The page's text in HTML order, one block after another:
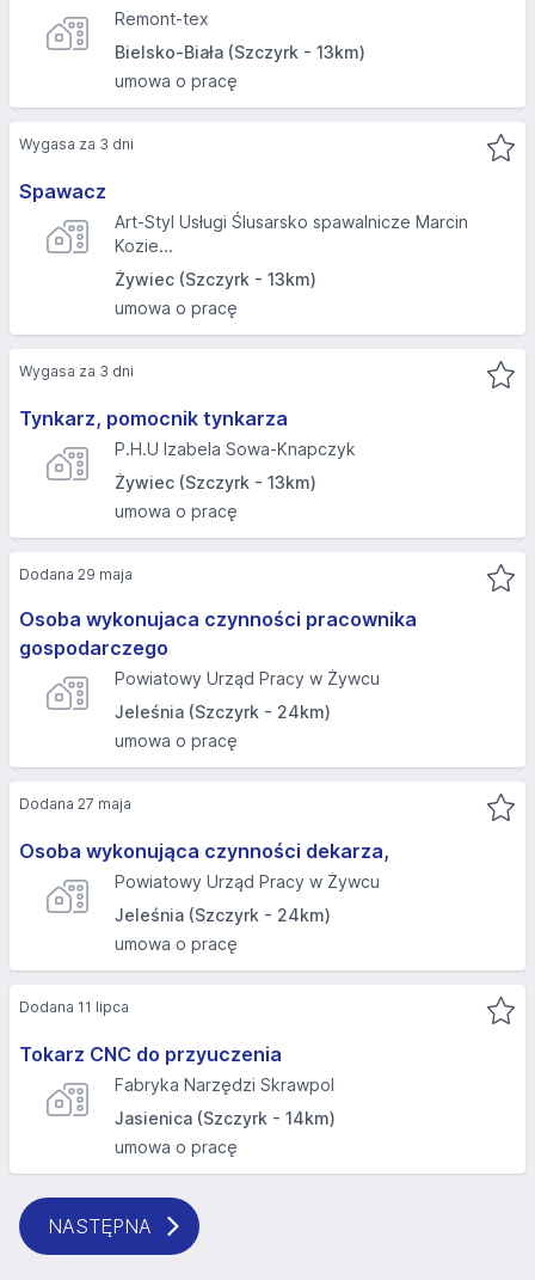
Remont-tex
Bielsko-Biała (Szczyrk - 13km)
umowa o pracę
Spawacz
Art-Styl Usługi Ślusarsko spawalnicze Marcin
Kozie...
Żywiec (Szczyrk - 13km)
umowa o pracę
Wygasa za 3 dni
Tynkarz, pomocnik tynkarza
P.H.U Izabela Sowa-Knapczyk
Żywiec (Szczyrk - 13km)
umowa o pracę
Wygasa za 3 dni
Osoba wykonujaca czynności pracownika
gospodarczego
Powiatowy Urząd Pracy w Żywcu
Jeleśnia (Szczyrk - 24km)
umowa o pracę
Dodana 29 maja
Osoba wykonująca czynności dekarza,
Powiatowy Urząd Pracy w Żywcu
Jeleśnia (Szczyrk - 24km)
umowa o pracę
Dodana 27 maja
Tokarz CNC do przyuczenia
Fabryka Narzędzi Skrawpol
Jasienica (Szczyrk - 14km)
umowa o pracę
Dodana 11 lipca
NASTĘPNA